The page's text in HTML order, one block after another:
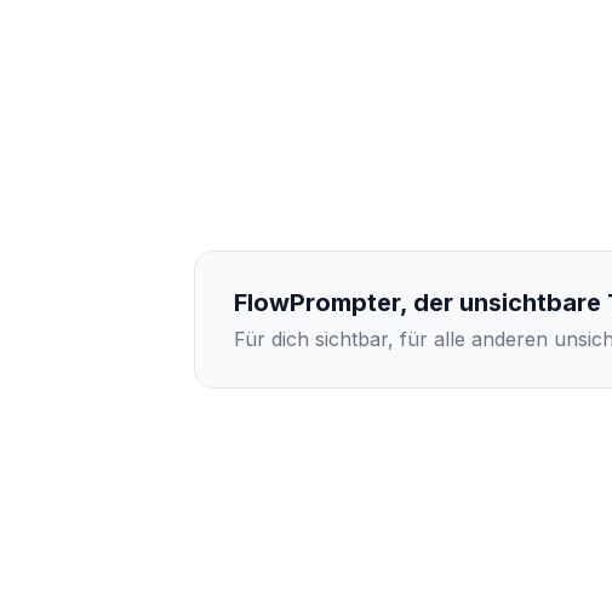
FlowPrompter, der unsichtbare
Für dich sichtbar, für alle anderen